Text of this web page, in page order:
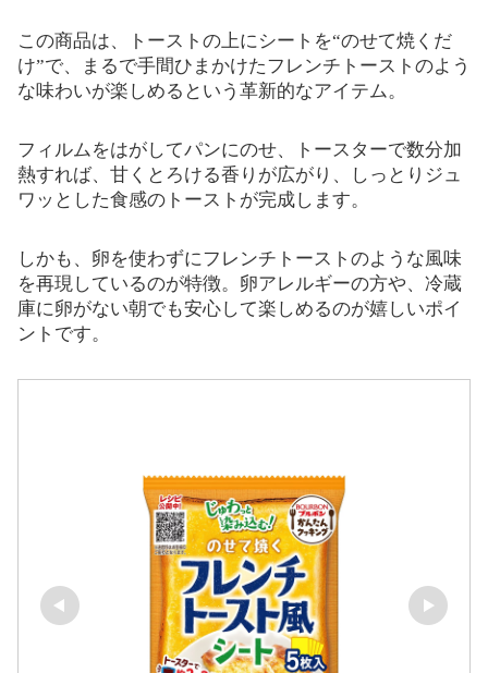
この商品は、トーストの上にシートを“のせて焼くだ
け”で、まるで手間ひまかけたフレンチトーストのよう
な味わいが楽しめるという革新的なアイテム。
フィルムをはがしてパンにのせ、トースターで数分加
熱すれば、甘くとろける香りが広がり、しっとりジュ
ワッとした食感のトーストが完成します。
しかも、卵を使わずにフレンチトーストのような風味
を再現しているのが特徴。卵アレルギーの方や、冷蔵
庫に卵がない朝でも安心して楽しめるのが嬉しいポイ
ントです。